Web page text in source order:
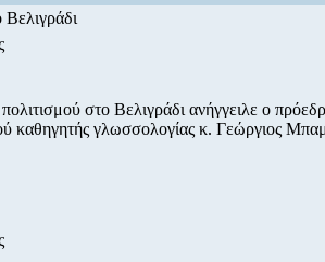
Βελιγράδι
στο Βελιγράδι ανήγγειλε ο
καθηγητής γλωσσολογίας κ. Γεώργιος